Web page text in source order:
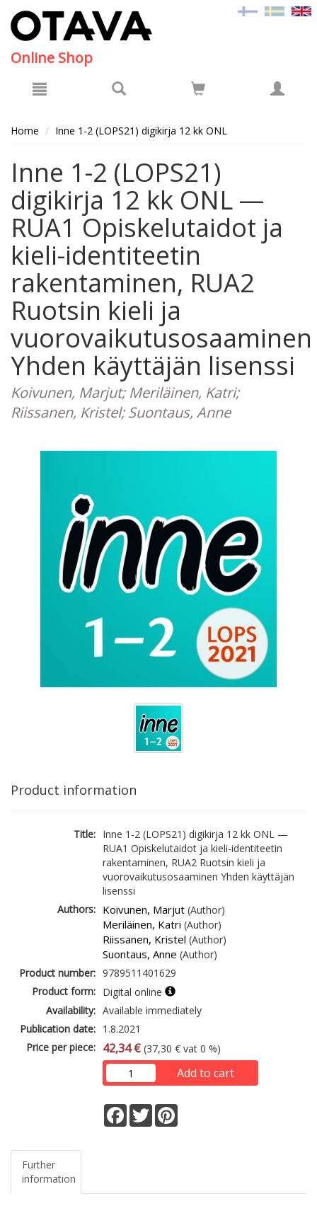
Online Shop
Home Inne 1-2 (LOPS21) digikirja 12 kk ONL
Inne 1-2 (LOPS21)
digikirja 12 kk ONL —
RUA1 Opiskelutaidot ja
kieli-identiteetin
rakentaminen, RUA2
Ruotsin kieli ja
vuorovaikutusosaaminen
Yhden käyttäjän lisenssi
Koivunen, Marjut; Meriläinen, Katri;
Riissanen, Kristel; Suontaus, Anne
Product information
Title: Inne 1-2 (LOPS21) digikirja 12 kk ONL —
RUA1 Opiskelutaidot ja kieli-identiteetin
rakentaminen, RUA2 Ruotsin kieli ja
vuorovaikutusosaaminen Yhden käyttäjän
lisenssi
Authors: Koivunen, Marjut (Author)
Meriläinen, Katri (Author)
Riissanen, Kristel (Author)
Suontaus, Anne (Author)
Product number: 9789511401629
Product form: Digital online
Availability: Available immediately
Publication date: 1.8.2021
Price per piece: 42,34 € (37,30 € vat 0 %)
Add to cart
Facebook
Twitter
Further
information